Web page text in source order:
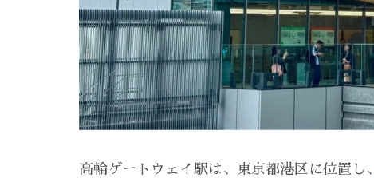
高輪ゲートウェイ駅は、東京都港区に位置し、